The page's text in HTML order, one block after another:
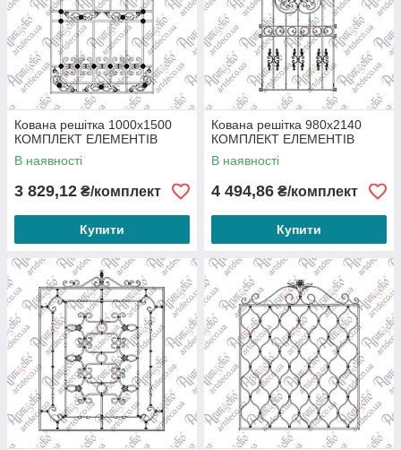
Кована решітка 1000х1500
КОМПЛЕКТ ЕЛЕМЕНТІВ
В наявності
3 829,12 ₴/комплект
Купити
Кована решітка 980х2140
КОМПЛЕКТ ЕЛЕМЕНТІВ
В наявності
4 494,86 ₴/комплект
Купити